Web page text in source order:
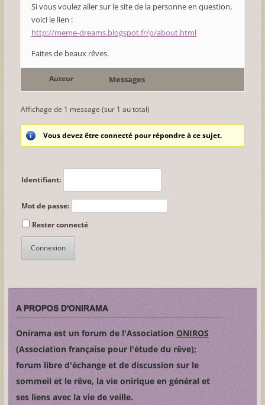
Si vous voulez aller sur le site de la personne en question,
voici le lien :
http://meme-dreams.blogspot.fr/p/about.html
Faites de beaux rêves.
Auteur Messages
Affichage de 1 message (sur 1 au total)
Vous devez être connecté pour répondre à ce sujet.
Identifiant:
Mot de passe:
Rester connecté
Connexion
A PROPOS D'ONIRAMA
Onirama est un forum de l'Association ONIROS
(Association française pour l'étude du rêve);
forum libre d'échange et de discussion sur le
sommeil et le rêve, la vie onirique en général et
ses liens avec la vie de veille.